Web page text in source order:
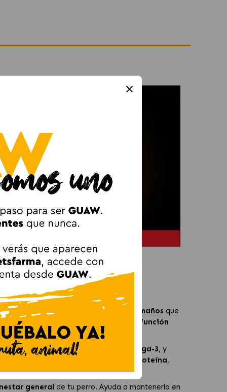
Pollo.
para perros adultos todos los tamaños que
y, al mismo tiempo, mejorando la
función
contenido deEPA, unácido graso omega-3, y
ofrece un alto contenido de proteína,
general de tu perro. Ayuda a mantenerlo en